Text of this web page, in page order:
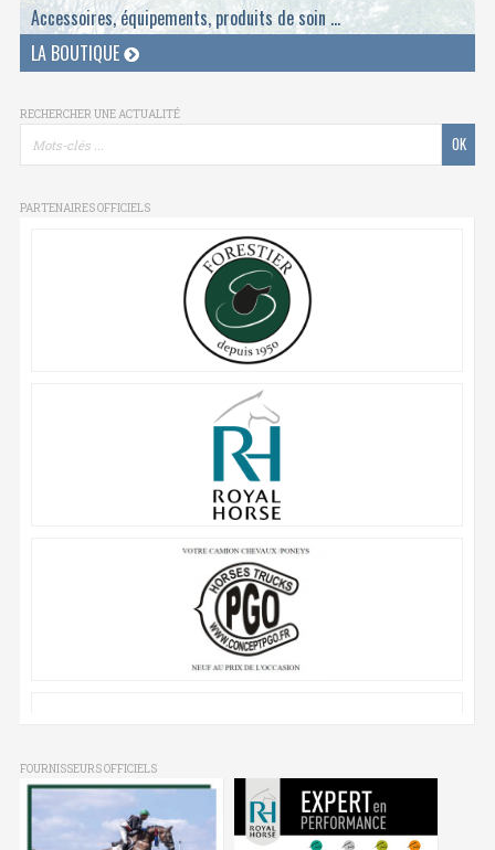
Accessoires, équipements, produits de soin ...
LA BOUTIQUE
RECHERCHER UNE ACTUALITÉ
PARTENAIRES OFFICIELS
FOURNISSEURS OFFICIELS